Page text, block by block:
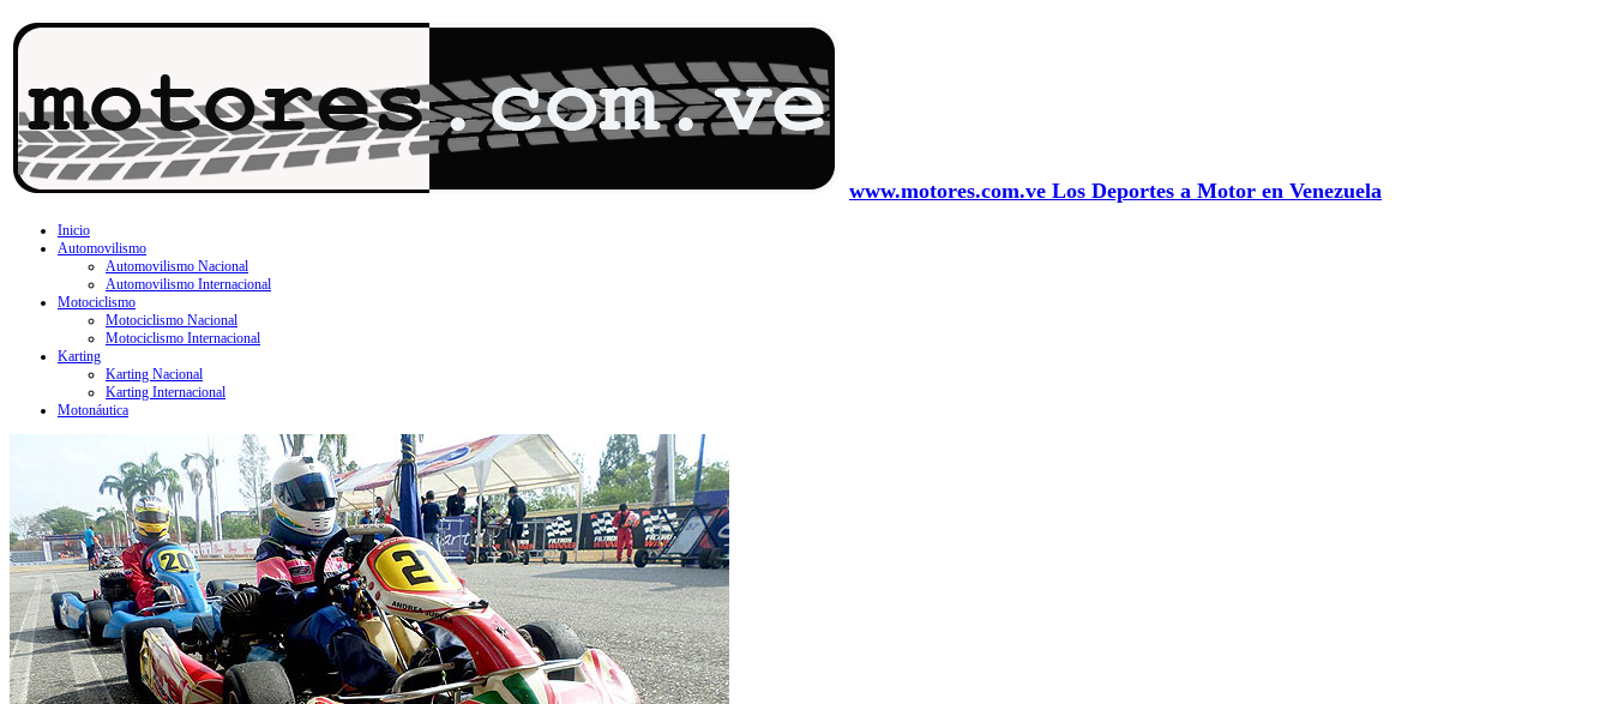
www.motores.com.ve Los Deportes a Motor en Venezuela
Inicio
Automovilismo
Automovilismo Nacional
Automovilismo Internacional
Motociclismo
Motociclismo Nacional
Motociclismo Internacional
Karting
Karting Nacional
Karting Internacional
Motonáutica